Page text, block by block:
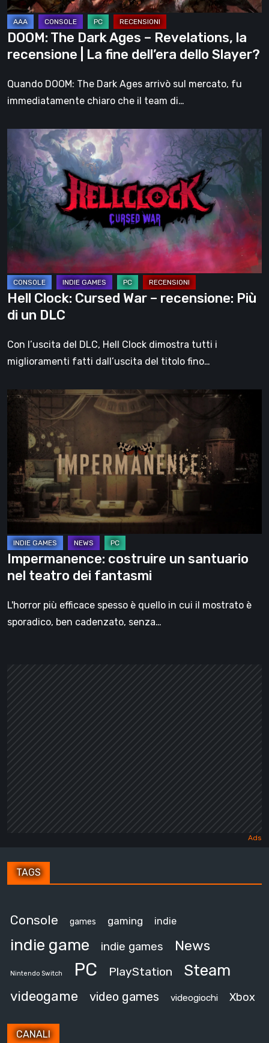
|
La
fine
dell’era
dello
Slayer?
DOOM: The Dark Ages – Revelations, la
recensione | La fine dell’era dello Slayer?
Quando DOOM: The Dark Ages arrivò sul mercato, fu
immediatamente chiaro che il team di…
Clock:
Cursed
War
–
recensione:
di
un
DLC
Hell Clock: Cursed War – recensione: Più
di un DLC
Con l’uscita del DLC, Hell Clock dimostra tutti i
miglioramenti fatti dall’uscita del titolo fino…
Impermanence:
costruire
santuario
nel
teatro
dei
fantasmi
Impermanence: costruire un santuario
nel teatro dei fantasmi
L'horror più efficace spesso è quello in cui il mostrato è
sporadico, ben cadenzato, senza…
TAGS
Console games gaming indie
indie game indie games News
Nintendo Switch PC PlayStation Steam
videogame video games videogiochi Xbox
CANALI